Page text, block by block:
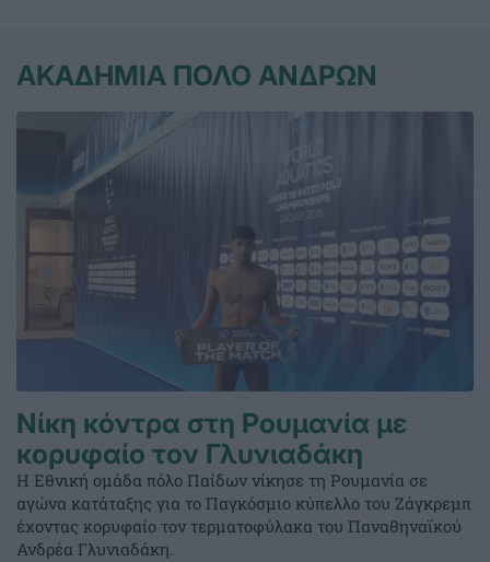
ΑΚΑΔΗΜΙΑ ΠΟΛΟ ΑΝΔΡΩΝ
Νίκη κόντρα στη Ρουμανία με
κορυφαίο τον Γλυνιαδάκη
Η Εθνική ομάδα πόλο Παίδων νίκησε τη Ρουμανία σε
αγώνα κατάταξης για το Παγκόσμιο κύπελλο του Ζάγκρεμπ
έχοντας κορυφαίο τον τερματοφύλακα του Παναθηναϊκού
Ανδρέα Γλυνιαδάκη.